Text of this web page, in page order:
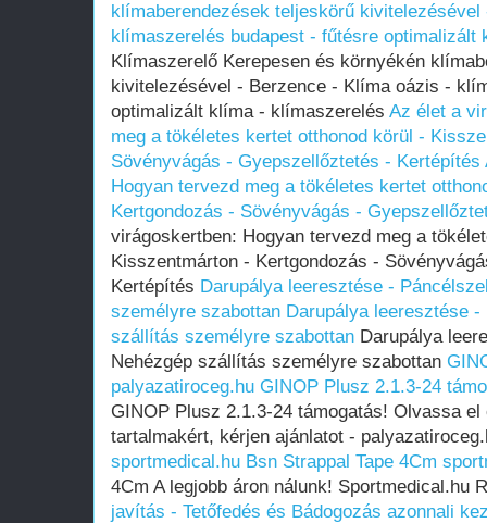
klímaberendezések teljeskörű
klímaszerelés budapest - fűtésre optimalizált
Klímaszerelő Kerepesen és környékén
kivitelezésével - Berzence - Klíma oázis -
optimalizált klíma - klímaszerelés Az élet a
meg a tökéletes kertet otthonod körül -
Sövényvágás - Gyepszellőztetés - Kertépítés
Hogyan tervezd meg a tökéletes kertet
Kertgondozás - Sövényvágás -
virágoskertben: Hogyan tervezd meg a
Kisszentmárton - Kertgondozás -
Kertépítés Darupálya leeresztése -
személyre szabottan Darupálya leeresztése
szállítás személyre szabottan Darupálya
Nehézgép szállítás személyre szabottan
palyazatiroceg.hu GINOP Plusz 2.1.3-24
GINOP Plusz 2.1.3-24 támogatás! Olvassa
tartalmakért, kérjen ajánlatot -
sportmedical.hu Bsn Strappal Tape 4Cm
4Cm A legjobb áron nálunk! Sportmedical.hu
javítás - Tetőfedés és Bádogozás azonnali